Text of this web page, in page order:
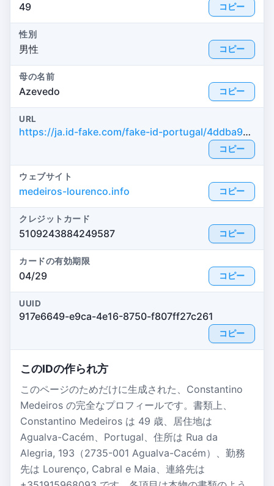
49 コピー
性別
男性 コピー
母の名前
Azevedo コピー
URL
https://ja.id-fake.com/fake-id-portugal/4ddba9bd1004780124569ec17ed0a9b6
コピー
ウェブサイト
medeiros-lourenco.info コピー
クレジットカード
5109243884249587 コピー
カードの有効期限
04/29 コピー
UUID
917e6649-e9ca-4e16-8750-f807ff27c261
コピー
このIDの作られ方
このページのためだけに生成された、Constantino
Medeiros の完全なプロフィールです。書類上、
Constantino Medeiros は 49 歳、居住地は
Agualva-Cacém、Portugal、住所は Rua da
Alegria, 193（2735-001 Agualva-Cacém）、勤務
先は Lourenço, Cabral e Maia、連絡先は